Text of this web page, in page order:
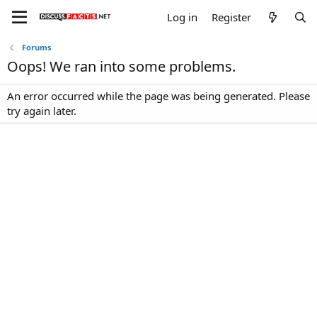
Log in Register
Forums
Oops! We ran into some problems.
An error occurred while the page was being generated. Please
try again later.